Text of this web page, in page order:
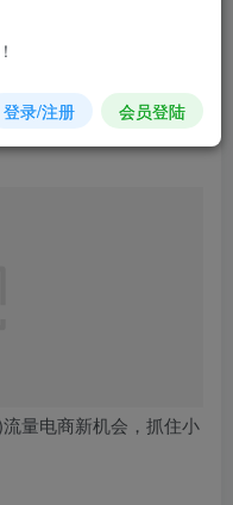
后购买，可保存购买订单
电商新机会，抓住小红
登录/注册 会员登陆